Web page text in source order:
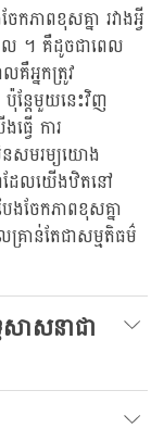
កភាពខុសគ្នា រវាងអ្វី
ល ។ គឺដូចជាពេល
គឺអ្នកត្រូវ
ន្តែមួយនេះវិញ
ើ ការ
សមរម្យយោង
ដែលយើងឋិតនៅ
ចែកភាពខុសគ្នា
គ្រាន់តែជាសម្មតិធម៌
សាសនាជា